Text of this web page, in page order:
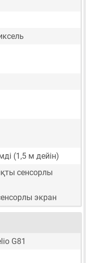
(1,5 м дейін)
сенсорлы
экран
G81